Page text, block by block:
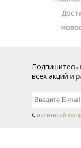
Подпишитесь
всех акций и
С политикой